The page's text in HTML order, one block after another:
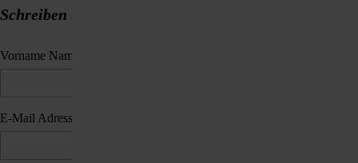
Schreiben Sie uns eine Nachricht.
Vorname Name
E-Mail Adresse